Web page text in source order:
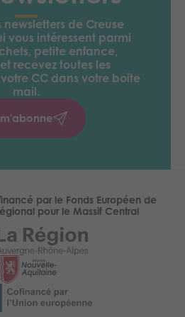
newsletters de Creuse
vous intéressent parmi
petite enfance,
recevez toutes les
CCdans votre boîte
mail.
par le Fonds Européen de
pour le Massif Central